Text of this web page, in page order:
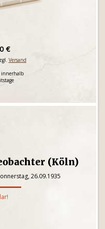
€
Versand
innerhalb
(Köln)
26.09.1935